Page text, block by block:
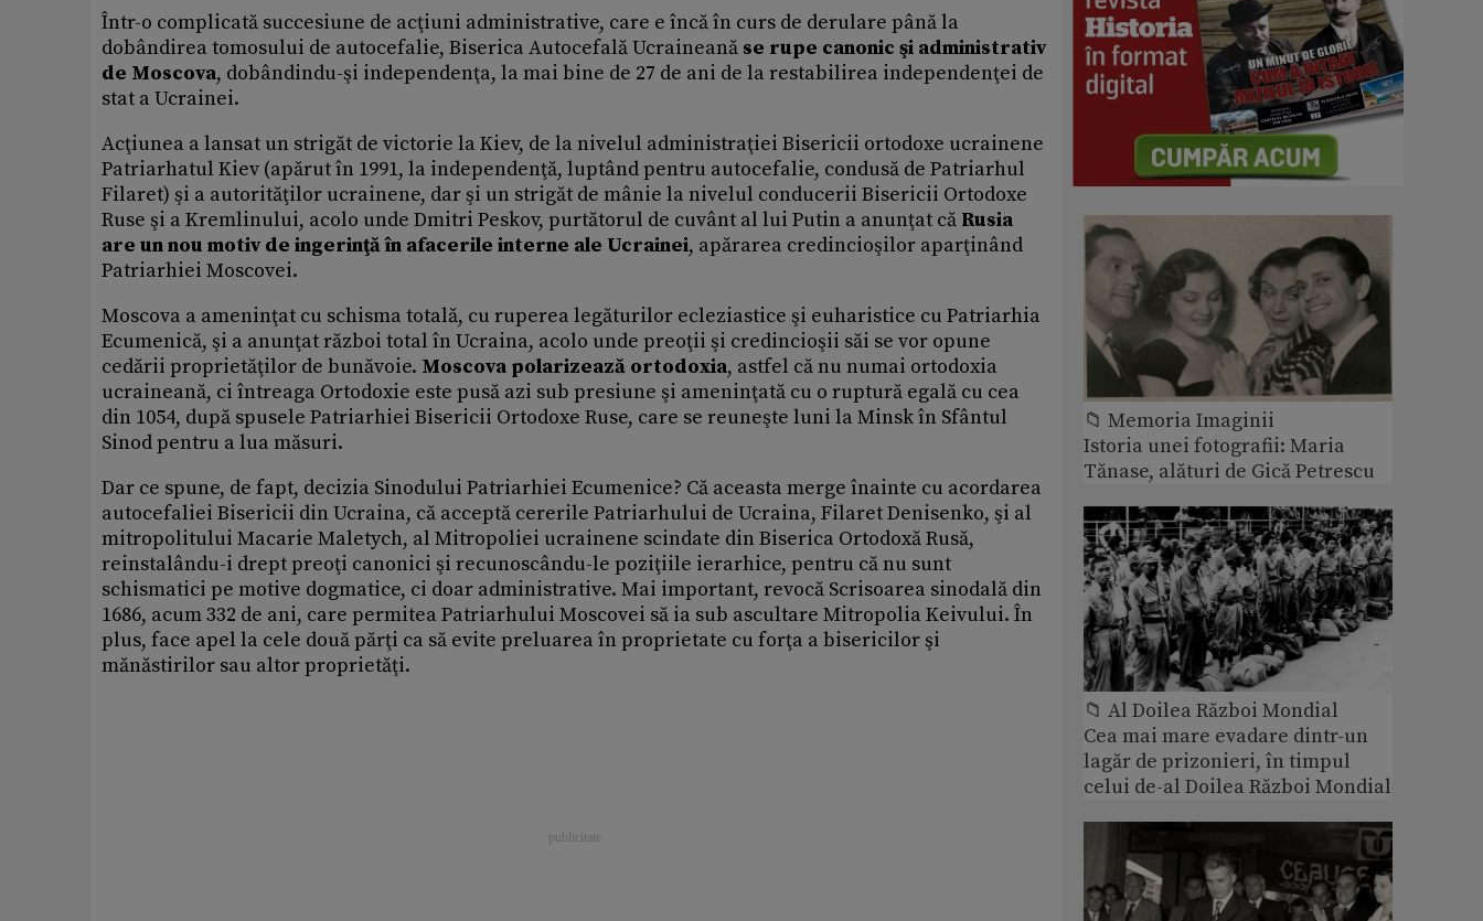
Într-o complicată succesiune de acţiuni administrative, care e încă în curs de derulare până la
dobândirea tomosului de autocefalie, Biserica Autocefală Ucraineană se rupe canonic şi administrativ
de Moscova, dobândindu-şi independenţa, la mai bine de 27 de ani de la restabilirea independenţei de
stat a Ucrainei.
Acţiunea a lansat un strigăt de victorie la Kiev, de la nivelul administraţiei Bisericii ortodoxe ucrainene
Patriarhatul Kiev (apărut în 1991, la independenţă, luptând pentru autocefalie, condusă de Patriarhul
Filaret) şi a autorităţilor ucrainene, dar şi un strigăt de mânie la nivelul conducerii Bisericii Ortodoxe
Ruse şi a Kremlinului, acolo unde Dmitri Peskov, purtătorul de cuvânt al lui Putin a anunţat că Rusia
are un nou motiv de ingerinţă în afacerile interne ale Ucrainei, apărarea credincioşilor aparţinând
Patriarhiei Moscovei.
Moscova a ameninţat cu schisma totală, cu ruperea legăturilor ecleziastice şi euharistice cu Patriarhia
Ecumenică, şi a anunţat război total în Ucraina, acolo unde preoţii şi credincioşii săi se vor opune
cedării proprietăţilor de bunăvoie. Moscova polarizează ortodoxia, astfel că nu numai ortodoxia
ucraineană, ci întreaga Ortodoxie este pusă azi sub presiune şi ameninţată cu o ruptură egală cu cea
din 1054, după spusele Patriarhiei Bisericii Ortodoxe Ruse, care se reuneşte luni la Minsk în Sfântul
Sinod pentru a lua măsuri.
Dar ce spune, de fapt, decizia Sinodului Patriarhiei Ecumenice? Că aceasta merge înainte cu acordarea
autocefaliei Bisericii din Ucraina, că acceptă cererile Patriarhului de Ucraina, Filaret Denisenko, şi al
mitropolitului Macarie Maletych, al Mitropoliei ucrainene scindate din Biserica Ortodoxă Rusă,
reinstalându-i drept preoţi canonici şi recunoscându-le poziţiile ierarhice, pentru că nu sunt
schismatici pe motive dogmatice, ci doar administrative. Mai important, revocă Scrisoarea sinodală din
1686, acum 332 de ani, care permitea Patriarhului Moscovei să ia sub ascultare Mitropolia Keivului. În
plus, face apel la cele două părţi ca să evite preluarea în proprietate cu forţa a bisericilor şi
mănăstirilor sau altor proprietăţi.
📁 Memoria Imaginii
Istoria unei fotografii: Maria
Tănase, alături de Gică Petrescu
📁 Al Doilea Război Mondial
Cea mai mare evadare dintr-un
lagăr de prizonieri, în timpul
celui de-al Doilea Război Mondial